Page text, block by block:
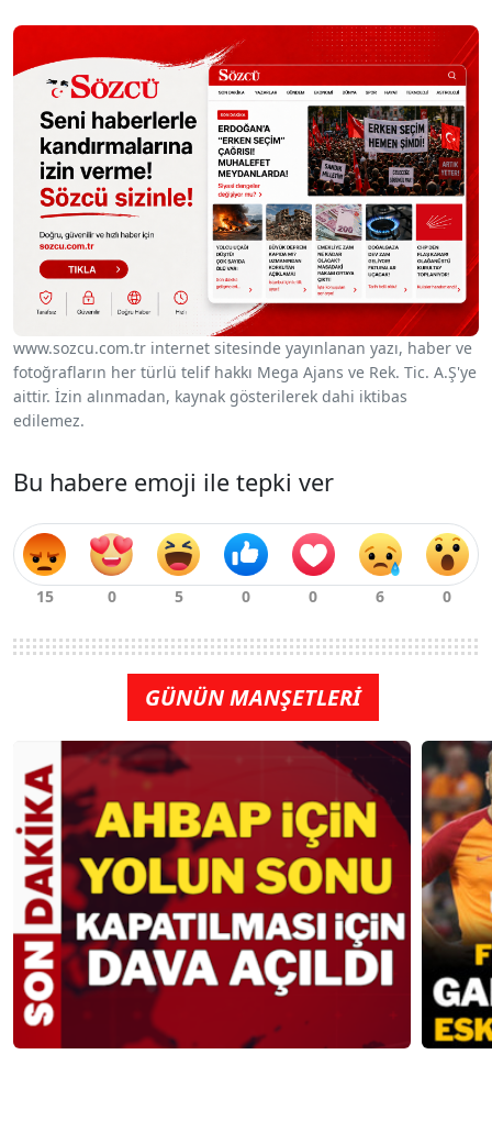
Sesi Aç
www.sozcu.com.tr internet sitesinde yayınlanan yazı, haber ve
fotoğrafların her türlü telif hakkı Mega Ajans ve Rek. Tic. A.Ş'ye
aittir. İzin alınmadan, kaynak gösterilerek dahi iktibas
edilemez.
Bu habere emoji ile tepki ver
GÜNÜN MANŞETLERİ